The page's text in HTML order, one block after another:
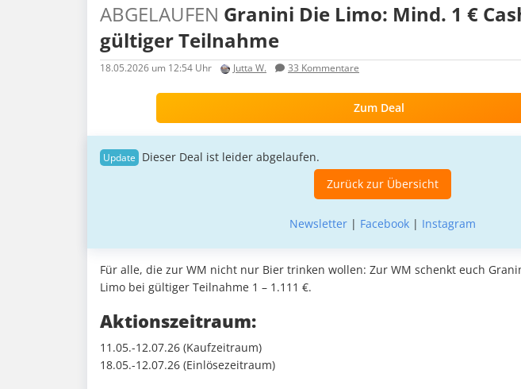
ABGELAUFEN Granini Die Limo: Mind. 1 €
gültiger Teilnahme
18.05.2026 um 12:54 Uhr Jutta W. 33 Kommentare
Zum Deal
Dieser Deal ist leider abgelaufen.
Zurück zur Übersicht
Newsletter| Facebook| Instagram
Für alle, die zur WM nicht nur Bier trinken wollen: Zur WM schenkt euch
Limo bei gültiger Teilnahme 1 – 1.111 €.
Aktionszeitraum:
11.05.-12.07.26 (Kaufzeitraum)
18.05.-12.07.26 (Einlösezeitraum)